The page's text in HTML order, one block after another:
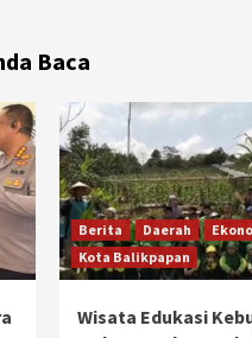
Baca
Berita Daerah
Kota Balikpapan
Wisata Edukasi